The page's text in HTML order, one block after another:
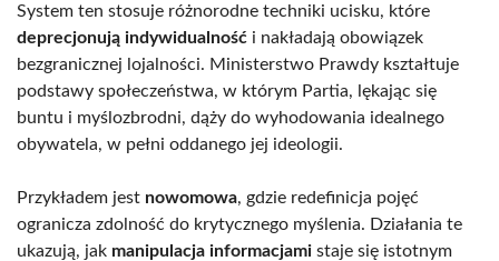
System ten stosuje różnorodne techniki ucisku, które
deprecjonują indywidualność i nakładają obowiązek
bezgranicznej lojalności. Ministerstwo Prawdy kształtuje
podstawy społeczeństwa, w którym Partia, lękając się
buntu i myślozbrodni, dąży do wyhodowania idealnego
obywatela, w pełni oddanego jej ideologii.
Przykładem jest nowomowa, gdzie redefinicja pojęć
ogranicza zdolność do krytycznego myślenia. Działania te
ukazują, jak manipulacja informacjami staje się istotnym